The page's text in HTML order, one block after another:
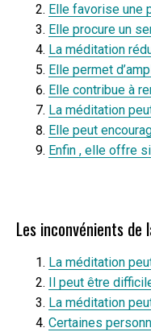
Elle favorise une
Elle procure un
La méditation
Elle permet
Elle contribue à
La méditation
Elle peut
Enfin , elle offre
Les inconvénients
La méditation
Il peut être
La méditation
Certaines